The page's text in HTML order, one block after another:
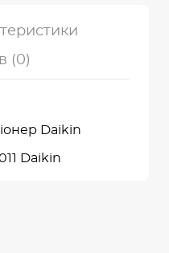
(0)
Daikin
Daikin